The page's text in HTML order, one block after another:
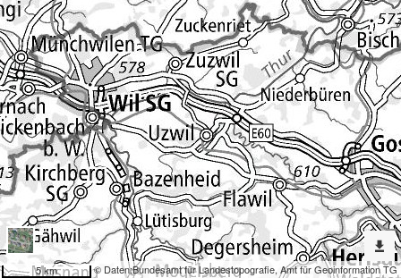
© Daten:Bundesamt für Landestopografie, Amt für Geoinformation TG
5 km
Dargestellte
Karten
Gebiet
Nach
weiteren
Karten
suchen?
Konfiguration